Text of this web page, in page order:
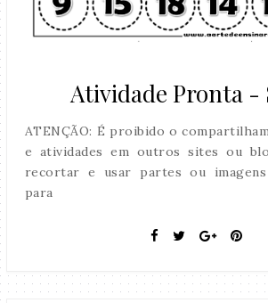
Atividade Pronta -
ATENÇÃO: É proibido o
e atividades em outros sites ou
recortar e usar partes ou imagens
para